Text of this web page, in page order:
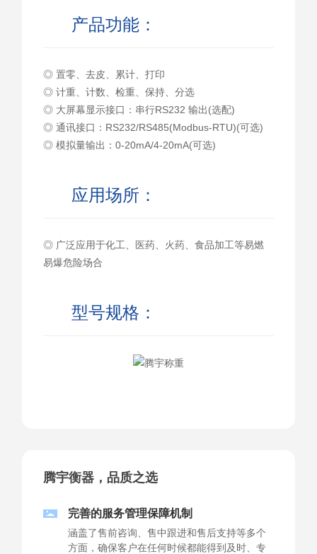
产品功能：
◎ 置零、去皮、累计、打印
◎ 计重、计数、检重、保持、分选
◎ 大屏幕显示接口：串行RS232 输出(选配)
◎ 通讯接口：RS232/RS485(Modbus-RTU)(可选)
◎ 模拟量输出：0-20mA/4-20mA(可选)
应用场所：
◎ 广泛应用于化工、医药、火药、食品加工等易燃
易爆危险场合
型号规格：
腾宇衡器，品质之选
完善的服务管理保障机制
涵盖了售前咨询、售中跟进和售后支持等多个
方面，确保客户在任何时候都能得到及时、专